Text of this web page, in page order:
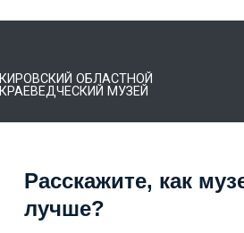
КИРОВСКИЙ ОБЛАСТНОЙ
КРАЕВЕДЧЕСКИЙ МУЗЕЙ
Расскажите, как
лучше?